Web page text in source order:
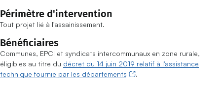
Périmètre d'intervention
Tout projet lié à l'assainissement.
Bénéficiaires
Communes, EPCI et syndicats intercommunaux en zone rurale,
éligibles au titre du décret du 14 juin 2019 relatif à l'assistance
technique fournie par les départements
.